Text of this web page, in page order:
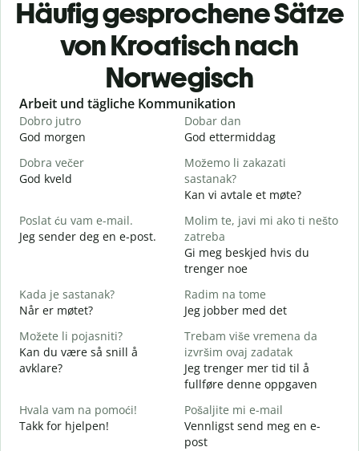
Häufig gesprochene Sätze
von Kroatisch nach
Norwegisch
Slide 1 of 6
Arbeit und tägliche Kommunikation
Dobro jutro
God morgen
Dobar dan
God ettermiddag
Dobra večer
God kveld
Možemo li zakazati
sastanak?
Kan vi avtale et møte?
Poslat ću vam e-mail.
Jeg sender deg en e-post.
Molim te, javi mi ako ti nešto
zatreba
Gi meg beskjed hvis du
trenger noe
Kada je sastanak?
Når er møtet?
Radim na tome
Jeg jobber med det
Možete li pojasniti?
Kan du være så snill å
avklare?
Trebam više vremena da
izvršim ovaj zadatak
Jeg trenger mer tid til å
fullføre denne oppgaven
Hvala vam na pomoći!
Takk for hjelpen!
Pošaljite mi e-mail
Vennligst send meg en e-
post